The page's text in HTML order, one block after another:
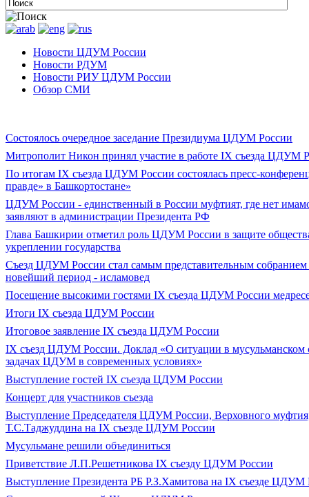
Новости ЦДУМ России
Новости РДУМ
Новости РИУ ЦДУМ России
Обзор СМИ
Состоялось очередное заседание Президиума ЦДУМ России
Митрополит Никон принял участие в работе IX съезда ЦДУМ
По итогам IX съезда ЦДУМ России состоялась пресс-
правде» в Башкортостане»
ЦДУМ России - единственный в России муфтият, где нет
заявляют в администрации Президента РФ
Глава Башкирии отметил роль ЦДУМ России в защите
укреплении государства
Съезд ЦДУМ России стал самым представительным собранием
новейший период - исламовед
Посещение высокими гостями IX съезда ЦДУМ России
Итоги IX cъезда ЦДУМ России
Итоговое заявление IX съезда ЦДУМ России
IX съезд ЦДУМ России. Доклад «О ситуации в мусульманском
задачах ЦДУМ в современных условиях»
Выступление гостей IX съезда ЦДУМ России
Концерт для участников съезда
Выступление Председателя ЦДУМ России, Верховного
Т.С.Таджуддина на IX съезде ЦДУМ России
Мусульмане решили объединиться
Приветствие Л.П.Решетникова IX съезду ЦДУМ России
Выступление Президента РБ Р.З.Хамитова на IX съезде ЦДУМ